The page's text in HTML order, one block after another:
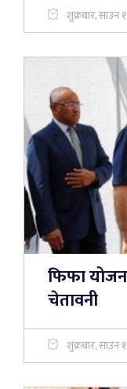
शुक्रबार, साउन
फिफा
चेतावनी
शुक्रबार, साउन